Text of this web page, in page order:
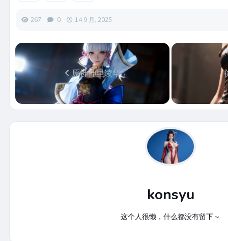
267 0 14 9 月, 2025
原神神里绫华
konsyu
这个人很懒，什么都没有留下～